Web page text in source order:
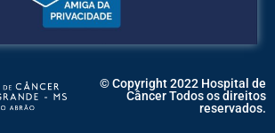
© Copyright 2022 Hospital de
Câncer Todos os direitos
reservados.